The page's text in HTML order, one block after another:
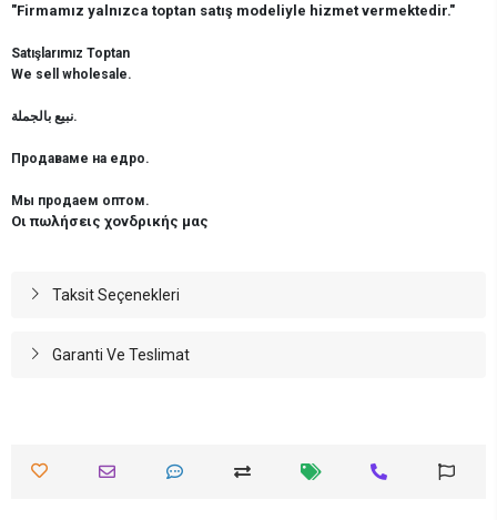
"Firmamız yalnızca toptan satış modeliyle hizmet vermektedir."
Satışlarımız Toptan
We sell wholesale.
نبيع بالجملة.
Продаваме на едро.
Мы продаем оптом.
Οι πωλήσεις χονδρικής μας
Taksit Seçenekleri
Garanti Ve Teslimat